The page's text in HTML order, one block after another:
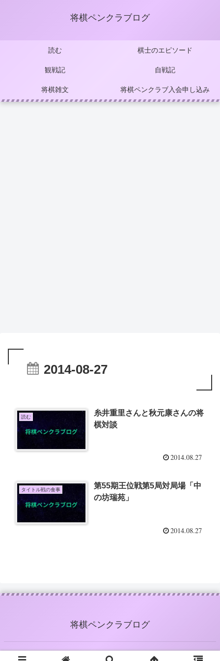
将棋ペンクラブログ
読む 棋士のエピソード
観戦記 自戦記
将棋雑文 将棋ペンクラブ入会申し込み
2014-08-27
読む
糸井重里さんと秋元康さんの将
棋対談
2014.08.27
タイトル戦の食事
第55期王位戦第5局対局場「中
の坊瑞苑」
2014.08.27
将棋ペンクラブログ